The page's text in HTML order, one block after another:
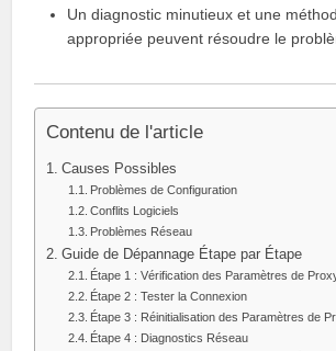
Un diagnostic minutieux et une
appropriée peuvent résoudre le
Contenu de l'article
Causes Possibles
Problèmes de Configuration
Conflits Logiciels
Problèmes Réseau
Guide de Dépannage Étape par Étape
Étape 1 : Vérification des Paramètres de
Étape 2 : Tester la Connexion
Étape 3 : Réinitialisation des Paramètres de
Étape 4 : Diagnostics Réseau